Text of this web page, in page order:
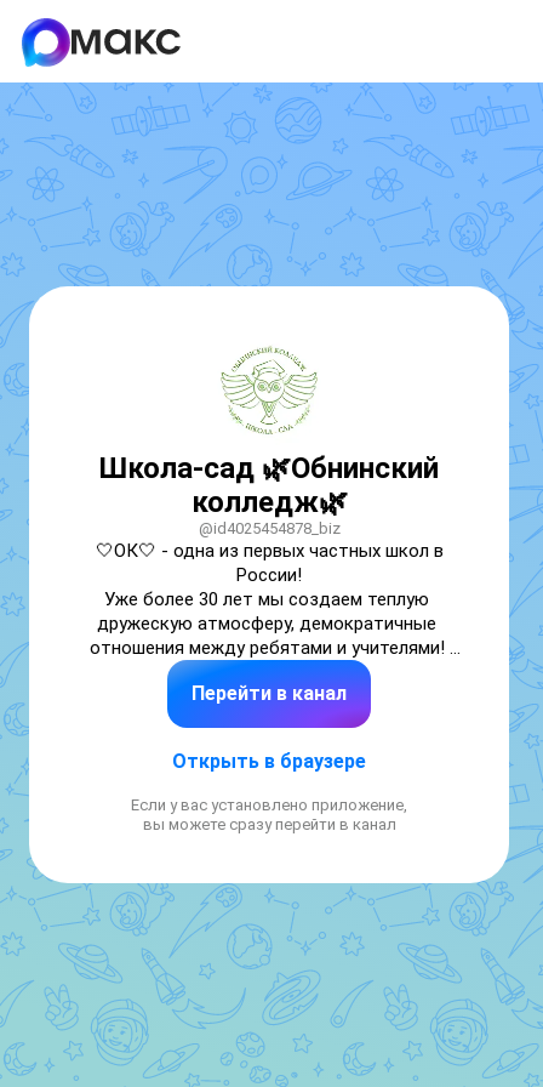
Школа-сад 🌿Обнинский
колледж🌿
@id4025454878_biz
🤍ОК🤍 - одна из первых частных школ в
России!
Уже более 30 лет мы создаем теплую
дружескую атмосферу, демократичные
отношения между ребятами и учителями!
Школа - это второй дом, наполненный
увлекательными событиями, интересными
открытиями и яркими людьми
Перейти в канал
Открыть в браузере
Если у вас установлено приложение,
вы можете сразу перейти в канал